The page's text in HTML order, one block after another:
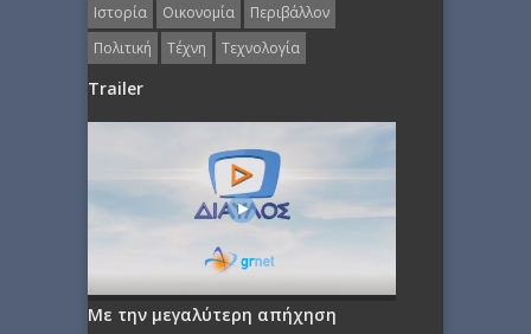
Ιστορία
Οικονομία
Περιβάλλον
Πολιτική
Τέχνη Τεχνολογία
Trailer
Με την μεγαλύτερη απήχηση